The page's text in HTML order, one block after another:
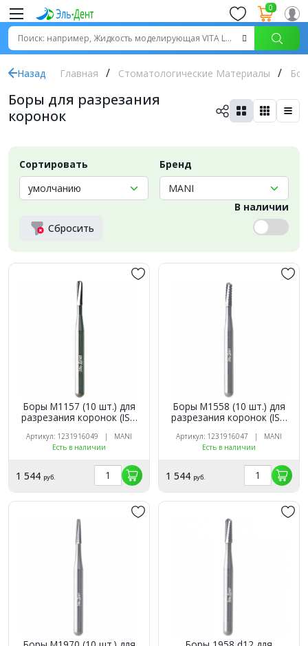
0
Назад Главная Стоматологические Материалы
Боры для разрезания
коронок
Сортировать Бренд
Сбросить
В наличии
Боры M1157 (10 шт.) для
разрезания коронок (ISO
Артикул: 1231916049 | MANI
Есть в наличии
1 544 руб.
Боры M1558 (10 шт.) для
разрезания коронок (ISO
Артикул: 1231916047 | MANI
Есть в наличии
1 544 руб.